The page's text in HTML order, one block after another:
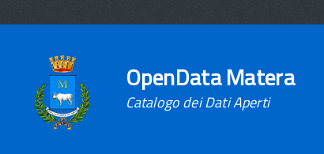
OpenData Matera
Catalogo dei Dati Aperti